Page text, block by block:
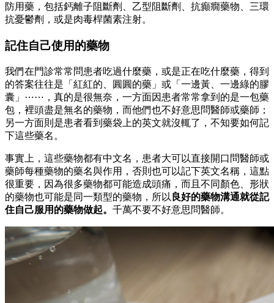
防用藥，包括鈣離子阻斷劑、乙型阻斷劑、抗癲癇藥物、三環
抗憂鬱劑，或是肉毒桿菌素注射。
記住自己使用的藥物
我們在門診常常問患者吃過什麼藥，或是正在吃什麼藥，得到
的答案往往是「紅紅的、圓圓的藥」或「一邊黃、一邊綠的膠
囊」⋯⋯，真的是很無奈，一方面因患者常常拿到的是一包藥
包，裡頭盡是無名的藥物，而他們也不好意思問醫師或藥師；
另一方面則是患者看到藥袋上的英文就沒輒了，不知要如何記
下這些藥名。
事實上，這些藥物都有中文名，患者大可以直接開口問醫師或
藥師每種藥物的藥名與作用，否則也可以記下英文名稱，這點
很重要，因為很多藥物都可能造成頭痛，而且不同顏色、形狀
的藥物也可能是同一類型的藥物，所以 良好的藥物溝通就從記
住自己服用的藥物做起。 千萬不要不好意思問醫師。